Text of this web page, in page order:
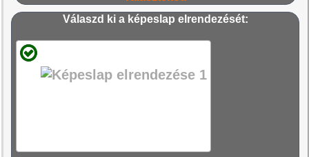
Válaszd ki a képeslap elrendezését: